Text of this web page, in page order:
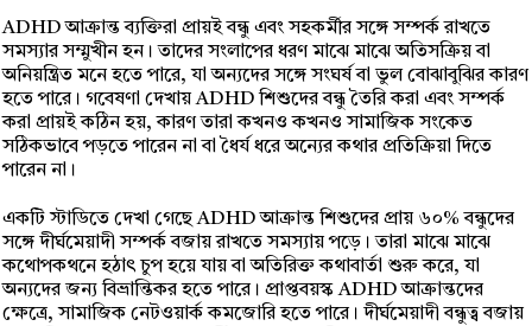
ADHD আক্রান্ত ব্যক্তিরা প্রায়ই বন্ধু এবং সহকর্মীর সঙ্গে সম্পর্ক রাখতে
সমস্যার সম্মুখীন হন। তাদের সংলাপের ধরণ মাঝে মাঝে অতিসক্রিয় বা
অনিয়ন্ত্রিত মনে হতে পারে, যা অন্যদের সঙ্গে সংঘর্ষ বা ভুল বোঝাবুঝির কারণ
হতে পারে। গবেষণা দেখায় ADHD শিশুদের বন্ধু তৈরি করা এবং সম্পর্ক
করা প্রায়ই কঠিন হয়, কারণ তারা কখনও কখনও সামাজিক সংকেত
সঠিকভাবে পড়তে পারেন না বা ধৈর্য ধরে অন্যের কথার প্রতিক্রিয়া দিতে
পারেন না।
একটি স্টাডিতে দেখা গেছে ADHD আক্রান্ত শিশুদের প্রায় ৬০% বন্ধুদের
সঙ্গে দীর্ঘমেয়াদী সম্পর্ক বজায় রাখতে সমস্যায় পড়ে। তারা মাঝে মাঝে
কথোপকথনে হঠাৎ চুপ হয়ে যায় বা অতিরিক্ত কথাবার্তা শুরু করে, যা
অন্যদের জন্য বিভ্রান্তিকর হতে পারে। প্রাপ্তবয়স্ক ADHD আক্রান্তদের
ক্ষেত্রে, সামাজিক নেটওয়ার্ক কমজোরি হতে পারে। দীর্ঘমেয়াদী বন্ধুত্ব বজায়